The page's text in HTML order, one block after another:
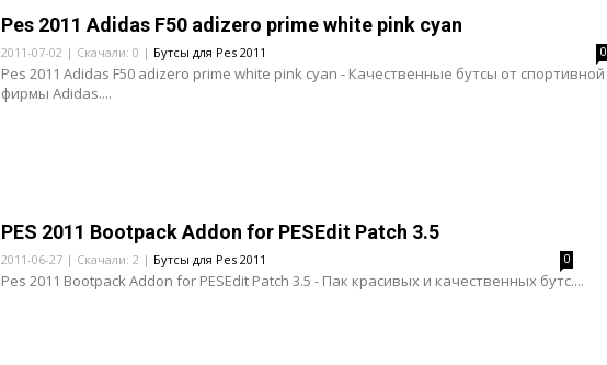
Pes 2011 Adidas F50 adizero prime white pink cyan
2011-07-02 | Скачали: 0 | Бутсы для Pes 2011 0
Pes 2011 Adidas F50 adizero prime white pink cyan - Качественные бутсы от спортивной
фирмы Adidas....
PES 2011 Bootpack Addon for PESEdit Patch 3.5
2011-06-27 | Скачали: 2 | Бутсы для Pes 2011 0
Pes 2011 Bootpack Addon for PESEdit Patch 3.5 - Пак красивых и качественных бутс....